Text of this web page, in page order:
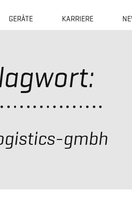
GERÄTE KARRIERE
gmbh